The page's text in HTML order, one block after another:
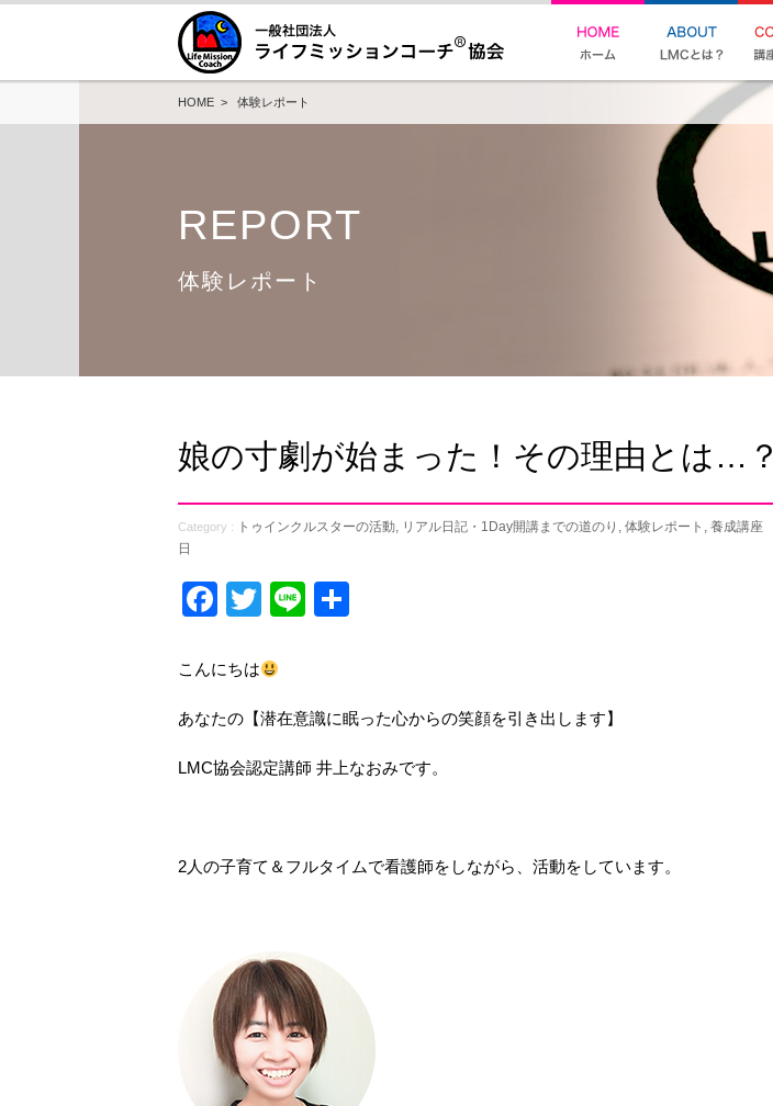
HOME > 体験レポート
REPORT
体験レポート
娘の寸劇が始まった！その理由とは…？
Category : トゥインクルスターの活動, リアル日記・1Day開講までの道のり , 体験レポート , 養成講座
日
Facebook
Twitter
Line
こんにちは
あなたの【潜在意識に眠った心からの笑顔を引き出します】
LMC協会認定講師 井上なおみです。
2人の子育て＆フルタイムで看護師をしながら、活動をしています。